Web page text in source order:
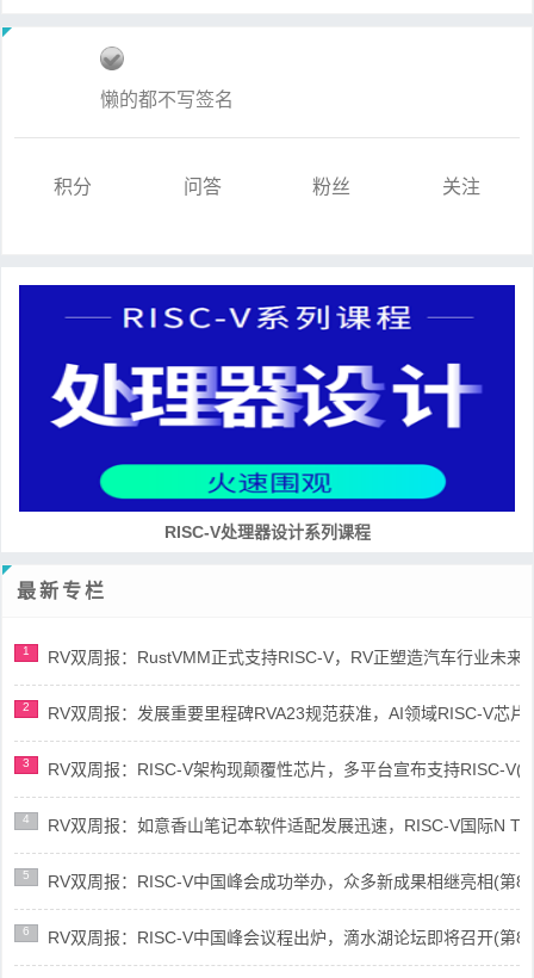
懒的都不写签名
积分 问答 粉丝 关注
RISC-V处理器设计系列课程
最新专栏
1 RV双周报：RustVMM正式支持RISC-V，RV正塑造汽车行业未来
2 RV双周报：发展重要里程碑RVA23规范获准，AI领域RISC-V芯
3 RV双周报：RISC-V架构现颠覆性芯片，多平台宣布支持RISC-V(
4 RV双周报：如意香山笔记本软件适配发展迅速，RISC-V国际N
5 RV双周报：RISC-V中国峰会成功举办，众多新成果相继亮相(第
6 RV双周报：RISC-V中国峰会议程出炉，滴水湖论坛即将召开(第